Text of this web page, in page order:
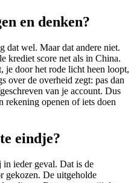
en denken?
wel. Maar dat andere niet.
krediet score net als in China.
je door het rode licht heen loopt,
over de overheid zegt: pas dan
van je account. Dus
rekening openen of iets doen
eindje?
ieder geval. Dat is de
gekozen. De uitgeholde